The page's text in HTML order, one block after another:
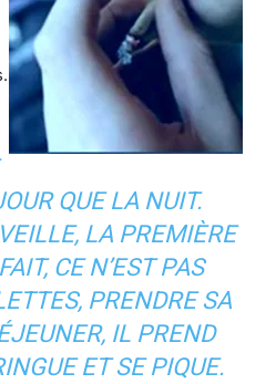
QUE LA NUIT.
LA PREMIÈRE
CE N’EST PAS
PRENDRE SA
IL PREND
ET SE PIQUE.